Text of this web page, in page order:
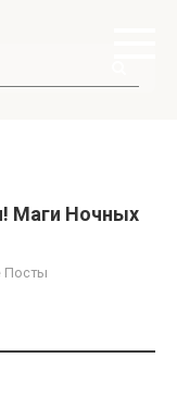
Маги Ночных
Посты